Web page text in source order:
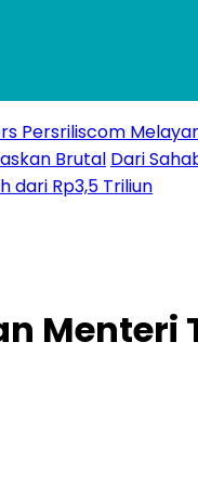
Persriliscom
Brutal Dari
dari Rp3,5 Triliun